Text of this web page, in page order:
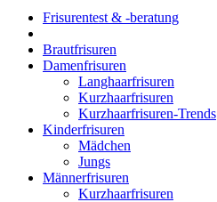
Frisurentest & -beratung
Brautfrisuren
Damenfrisuren
Langhaarfrisuren
Kurzhaarfrisuren
Kurzhaarfrisuren-Trends
Kinderfrisuren
Mädchen
Jungs
Männerfrisuren
Kurzhaarfrisuren